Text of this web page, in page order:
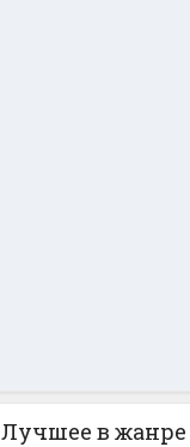
Лучшее в жанре